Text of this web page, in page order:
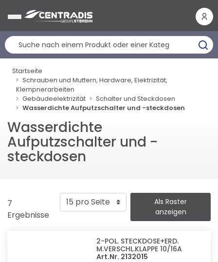
Startseite
Schrauben und Muttern, Hardware, Elektrizität,
Klempnerarbeiten
Gebäudeelektrizität
Schalter und Steckdosen
Wasserdichte Aufputzschalter und -steckdosen
Wasserdichte
Aufputzschalter und -
steckdosen
7
Ergebnisse
Als Raster
anzeigen
2-POL. STECKDOSE+ERD.
M.VERSCHL.KLAPPE 10/16A
Art.Nr. 2132015